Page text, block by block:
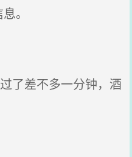
。
了差不多一分钟，酒